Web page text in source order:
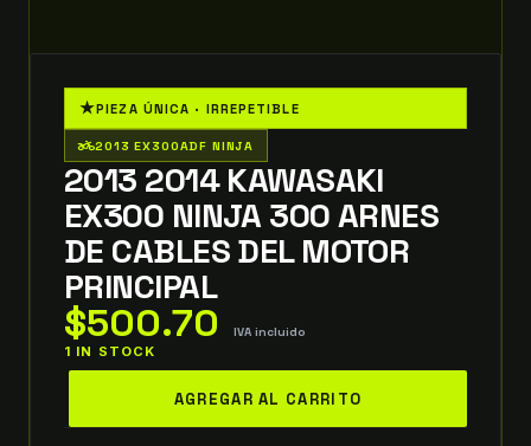
★PIEZA ÚNICA · IRREPETIBLE
two_wheeler2013 EX300ADF NINJA
2013 2014 KAWASAKI
EX300 NINJA 300 ARNES
DE CABLES DEL MOTOR
PRINCIPAL
$500.70 IVA incluido
1 IN STOCK
AGREGAR AL CARRITO